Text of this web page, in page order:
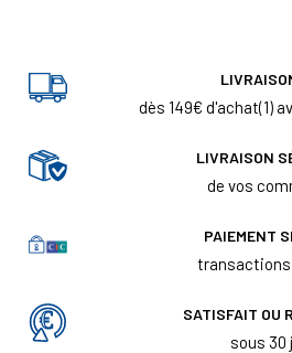
dès 149€ d'achat(1)
LIVRAISON
de vos
PAIEMENT
SATISFAIT OU
sous 30